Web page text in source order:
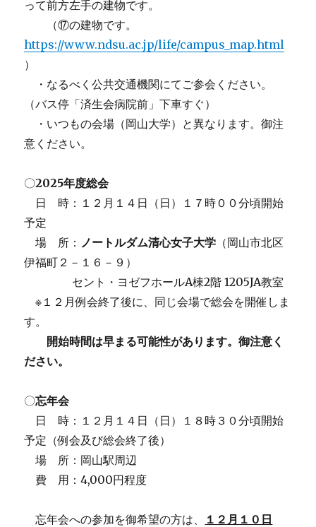
って前方左手の建物です。
（⑰の建物です。
https://www.ndsu.ac.jp/life/campus_map.html
）
・なるべく公共交通機関にてご参会ください。
（バス停「済生会病院前」下車すぐ）
・いつもの会場（岡山大学）と異なります。御注
意ください。
〇2025年度総会
日 時：１２月１４日（日）１７時００分頃開始
予定
場 所： ノートルダム清心女子大学 （岡山市北区
伊福町２－１６－９）
セント・ヨゼフホールA棟2階 1205JA教室
※１２月例会終了後に、同じ会場で総会を開催しま
す。
開始時間は早まる可能性があります。御注意く
ださい。
〇忘年会
日 時：１２月１４日（日）１８時３０分頃開始
予定（例会及び総会終了後）
場 所：岡山駅周辺
費 用：4,000円程度
忘年会への参加を御希望の方は、
１２月１０日